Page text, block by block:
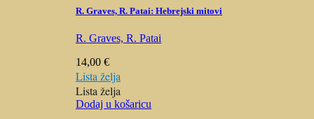
R. Graves, R. Patai: Hebrejski mitovi
R. Graves, R. Patai
14,00 €
Lista želja
Lista želja
Dodaj u košaricu